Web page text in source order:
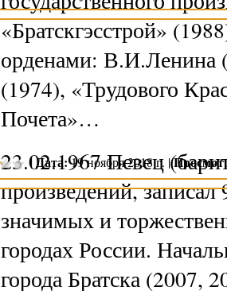
«Братскгэсстрой»
орденами: В.И.Ленина
(1974), «Трудового
Почета»…
23.02.1967 Певец
произведений,
значимых и
городах России.
города Братска (2007,
|Дата:19 ноября 2018 г. |